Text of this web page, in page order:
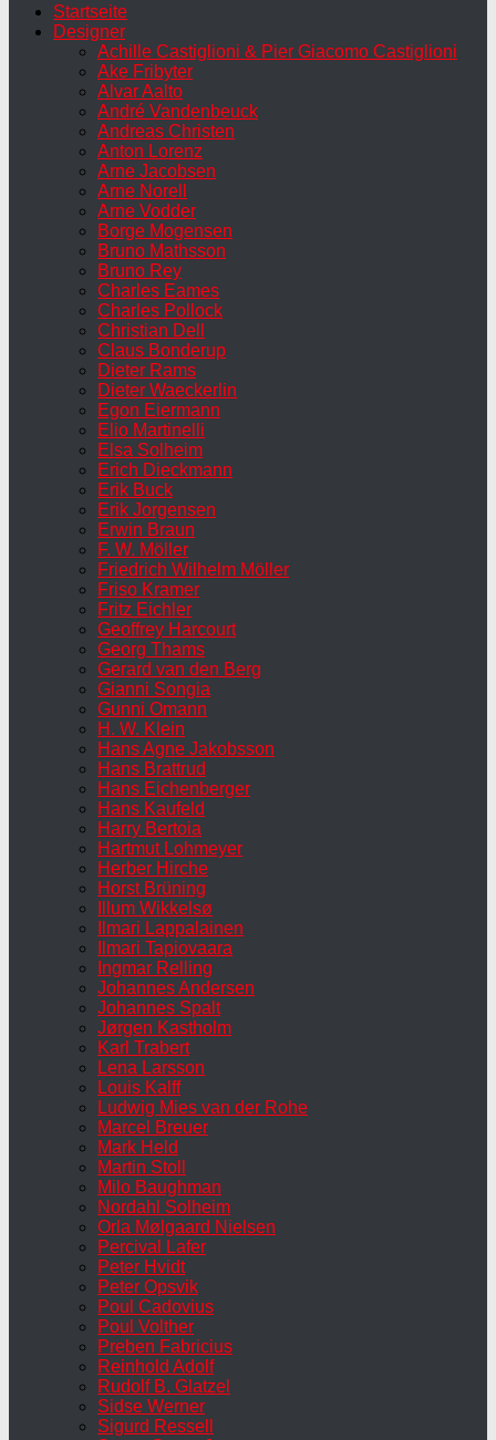
Startseite
Designer
Achille Castiglioni & Pier Giacomo Castiglioni
Ake Fribyter
Alvar Aalto
André Vandenbeuck
Andreas Christen
Anton Lorenz
Arne Jacobsen
Arne Norell
Arne Vodder
Borge Mogensen
Bruno Mathsson
Bruno Rey
Charles Eames
Charles Pollock
Christian Dell
Claus Bonderup
Dieter Rams
Dieter Waeckerlin
Egon Eiermann
Elio Martinelli
Elsa Solheim
Erich Dieckmann
Erik Buck
Erik Jorgensen
Erwin Braun
F. W. Möller
Friedrich Wilhelm Möller
Friso Kramer
Fritz Eichler
Geoffrey Harcourt
Georg Thams
Gerard van den Berg
Gianni Songia
Gunni Omann
H. W. Klein
Hans Agne Jakobsson
Hans Brattrud
Hans Eichenberger
Hans Kaufeld
Harry Bertoia
Hartmut Lohmeyer
Herber Hirche
Horst Brüning
Illum Wikkelsø
Ilmari Lappalainen
Ilmari Tapiovaara
Ingmar Relling
Johannes Andersen
Johannes Spalt
Jørgen Kastholm
Karl Trabert
Lena Larsson
Louis Kalff
Ludwig Mies van der Rohe
Marcel Breuer
Mark Held
Martin Stoll
Milo Baughman
Nordahl Solheim
Orla Mølgaard Nielsen
Percival Lafer
Peter Hvidt
Peter Opsvik
Poul Cadovius
Poul Volther
Preben Fabricius
Reinhold Adolf
Rudolf B. Glatzel
Sidse Werner
Sigurd Ressell